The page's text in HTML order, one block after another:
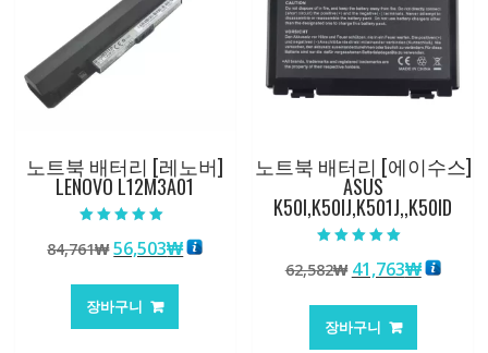
노트북 배터리 [레노버]
LENOVO L12M3A01
5.00
로 평가됨
84,761₩원
가
격:
56,503₩현
장바구니
노트북 배터리 [에이수스]
ASUS
K50I,K50IJ,K501J,,K50ID
5.00
로 평가됨
62,582₩ 원
가
격:
41,763₩현
장바구니